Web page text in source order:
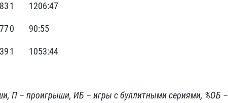
1 1206:47
0 90:55
1 1053:44
П – проигрыши, ИБ – игры с буллитными сериями, %ОБ –